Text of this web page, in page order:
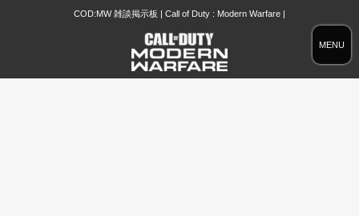
MENU
COD:MW 雑談掲示板 | Call of Duty : Modern Warfare |